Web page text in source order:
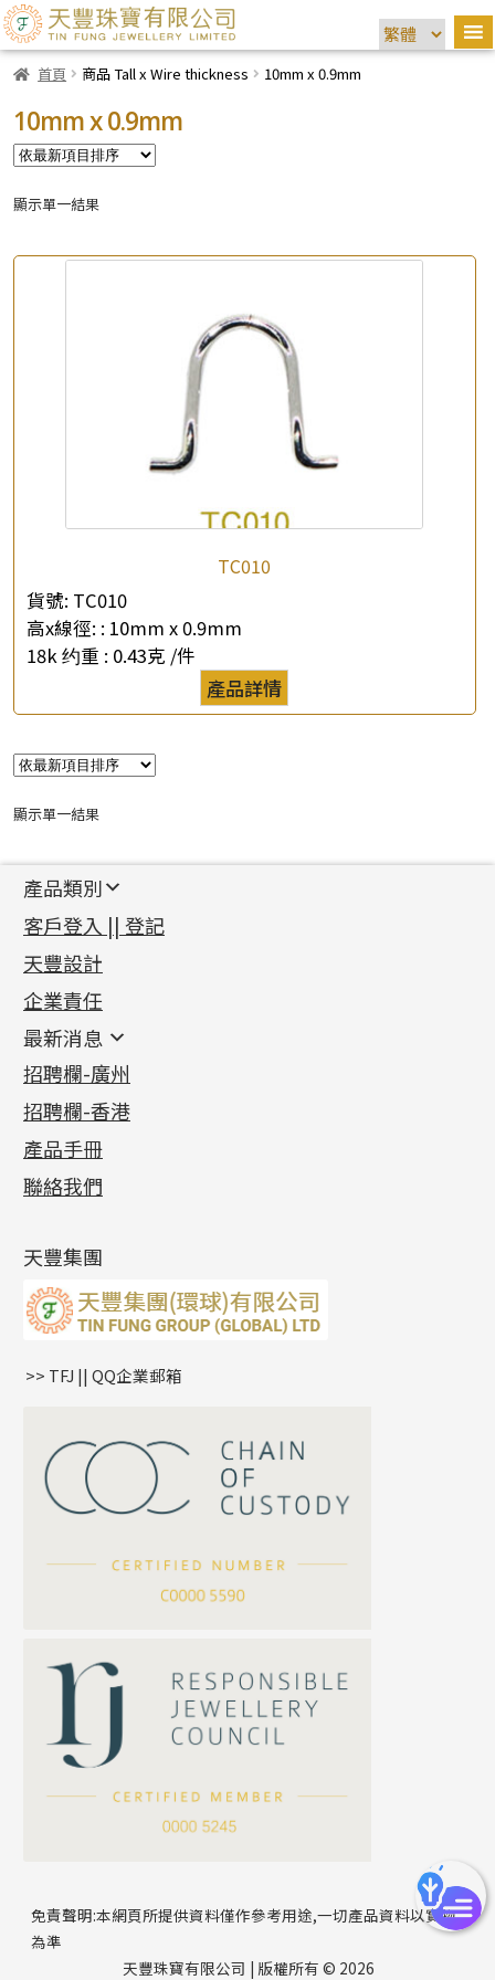
首頁 商品 Tall x Wire thickness 10mm x 0.9mm
10mm x 0.9mm
顯示單一結果
TC010
貨號: TC010
高x線徑: : 10mm x 0.9mm
18k 约重 : 0.43克 /件
產品詳情
產品查詢
*你的名字
公司名稱
顯示單一結果
公司名稱
聯絡電話
產品類別
新產品
足金系列
足金配件
機織鏈系列
珠仔鏈
镶口链
管狀網鏈
十字車花鏈系列
十字閃O鏈系列
十字錘打鏈系列
側身車花鏈系列
側身鏈系列
雙十字鏈系列
水波鏈系列
蛇骨鏈系列
鏈尾系列
嘴唇鏈系列
S車花鏈系列
珍珠鏈系列
坦克鏈系列
滿天星鏈系列
方假繩鏈系列
首飾配件
耳環類配件
卷迫系列
螺絲迫系列
梅花迫系列
平臺迫系列
綫拍系列
美拍系列
耳環扣系列
耳綫/耳鈎系列
耳環爪頭
耳環
鏈類配件
動感車花吊墜
調節珠系列
生圈扣系列
龍蝦扣系列
鴨俐制系列
字母吊墜
相盒吊墜
項鏈吊墜
生肖吊墜
星座吊墜
珠扣
其他類配件
珠盤系列
袖口鈕系列
焊片及鐳射綫
空心車花管
珠類配件
無孔光身珠
空心光身珠
無孔批花珠
鑲口類
四爪頭系列
六爪頭系列
車花片
動感車花片
鑲口戒指
鑲口手鏈系列
首飾系列
手镯系列
戒指系列
空心耳環
空心车花管首饰链
空心手鐲系列
貴金屬原料
千足金
記憶金屬系列
記憶戒指
拉簧珠珠手鏈
記憶鈦手鐲
客戶登入 || 登記
天豐設計
企業責任
最新消息
最新消息
各項證書(2)
相片集(9)
展覽會資訊
最新產品資訊
招聘欄-廣州
招聘欄-香港
產品手冊
聯絡我們
天豐集團
>> TFJ || QQ企業郵箱
免責聲明:本網頁所提供資料僅作參考用途,一切產品資料以實物
為準
天豐珠寶有限公司 | 版權所有 © 2026